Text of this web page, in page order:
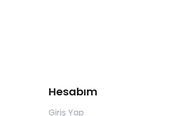
Hesabım
Giriş Yap